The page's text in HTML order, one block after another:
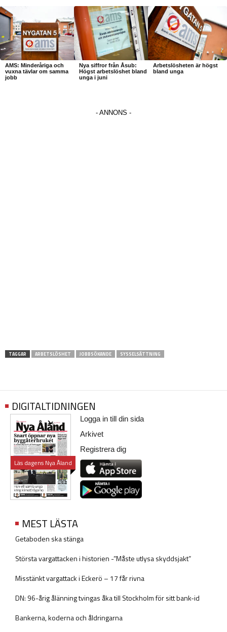
AMS: Minderåriga och
vuxna tävlar om samma
jobb
Nya siffror från Åsub:
Högst arbetslöshet bland
unga i juni
Arbetslösheten är högst
bland unga
TAGGAR ARBETSLÖSHET JOBBSÖKANDE SYSSELSÄTTNING
DIGITALTIDNINGEN
Läs dagens Nya Åland
Logga in till din sida
Arkivet
Registrera dig
MEST LÄSTA
Getaboden ska stänga
Största vargattacken i historien -”Måste utlysa skyddsjakt”
Misstänkt vargattack i Eckerö – 17 får rivna
DN: 96-årig ålänning tvingas åka till Stockholm för sitt bank-id
Bankerna, koderna och åldringarna